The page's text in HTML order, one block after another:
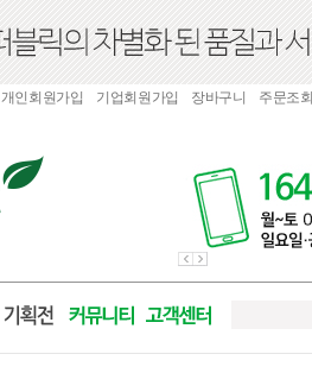
개인회원가입 기업회원가입 장바구니 주문조회